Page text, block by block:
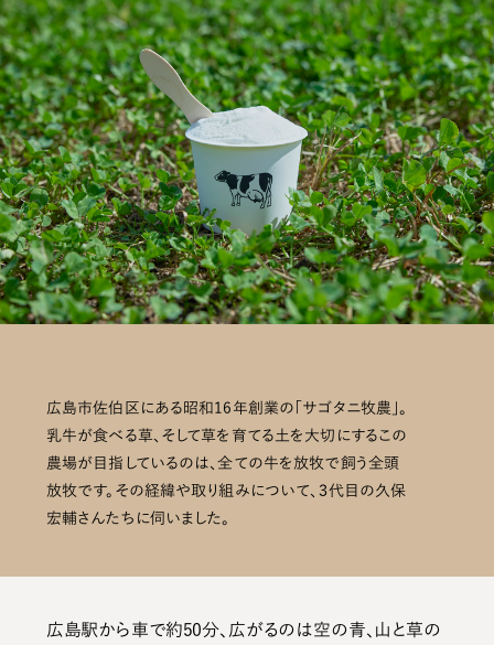
広島市佐伯区にある昭和16年創業の「サゴタニ牧農」。
乳牛が食べる草、そして草を育てる土を大切にするこの
農場が目指しているのは、全ての牛を放牧で飼う全頭
放牧です。その経緯や取り組みについて、３代目の久保
宏輔さんたちに伺いました。
広島駅から車で約50分、広がるのは空の青、山と草の